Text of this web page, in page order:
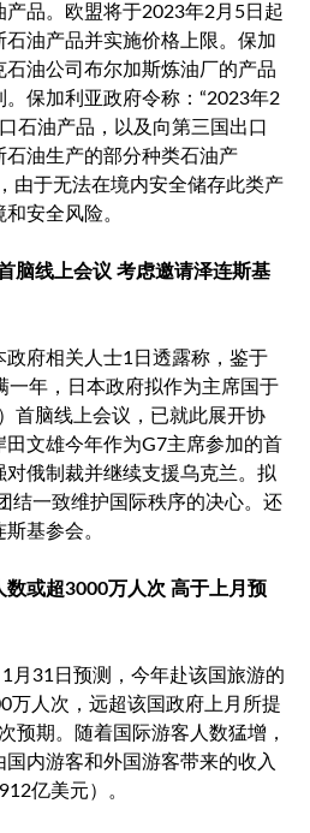
产品。欧盟将于2023年2月5日起
油产品并实施价格上限。保加
油公司布尔加斯炼油厂的产品
保加利亚政府令称：“2023年2
石油产品，以及向第三国出口
石油生产的部分种类石油产
由于无法在境内安全储存此类产
安全风险。
脑线上会议 考虑邀请泽连斯基
府相关人士1日透露称，鉴于
一年，日本政府拟作为主席国于
首脑线上会议，已就此展开协
文雄今年作为G7主席参加的首
俄制裁并继续支援乌克兰。拟
结一致维护国际秩序的决心。还
基参会。
或超3000万人次 高于上月预
月31日预测，今年赴该国旅游的
万人次，远超该国政府上月所提
预期。随着国际游客人数猛增，
内游客和外国游客带来的收入
亿美元）。